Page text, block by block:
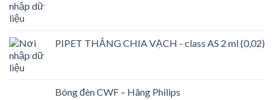
PIPET THẲNG CHIA VẠCH - class AS 2 ml (0,02)
Bóng đèn CWF – Hãng Philips